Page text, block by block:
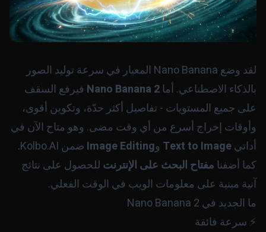
لقد وضع Nano Banana المعيار في سرعة توليد الصور
بالذكاء الاصطناعي. أما Nano Banana 2 فيرفع السقف
على جميع المستويات - تفاصيل أكثر حدّة، وتكوين أقوى،
وأوقات إخراج أسرع من أي وقت مضى. وهو متاح الآن في
أداتيText to Image وImage Editing
ضمن Kolbo.AI.
كما أضفنا مفتاح البحث على الإنترنت للحصول على نتائج
آنية مبنية على معلومات الويب في الوقت الفعلي.
ما الجديد في Nano Banana 2
⚡ سرعة فائقة